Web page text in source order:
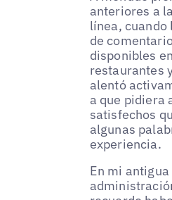
anteriores a
línea,
de
disponibles
restaurantes
alentó
a que pidiera
satisfechos
algunas
experiencia.
En mi